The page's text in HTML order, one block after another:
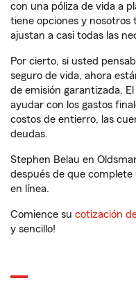
con una póliza de vida a
tiene opciones y nosotros
ajustan a casi todas las
Por cierto, si usted
seguro de vida, ahora
de emisión garantizada.
ayudar con los gastos
costos de entierro, las
deudas.
Stephen Belau en
después de que
en línea.
Comience su cotización
y sencillo!